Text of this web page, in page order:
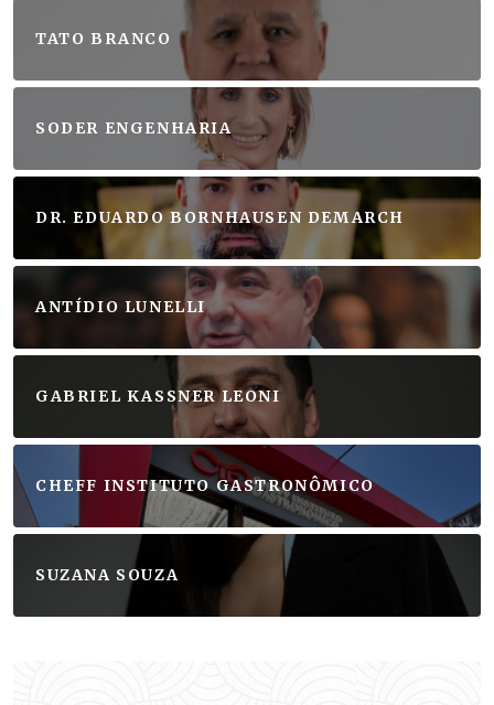
TATO BRANCO
SODER ENGENHARIA
DR. EDUARDO BORNHAUSEN DEMARCH
ANTÍDIO LUNELLI
GABRIEL KASSNER LEONI
CHEFF INSTITUTO GASTRONÔMICO
SUZANA SOUZA